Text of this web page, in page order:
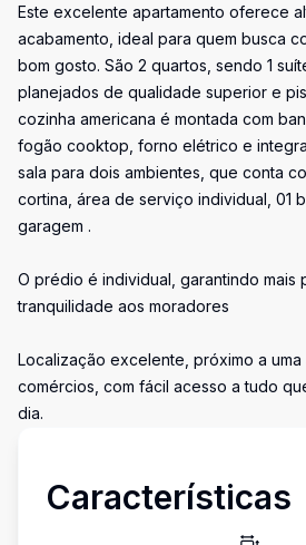
Este excelente apartamento oferece
acabamento, ideal para quem busca
bom gosto. São 2 quartos, sendo 1
planejados de qualidade superior e
cozinha americana é montada com
fogão cooktop, forno elétrico e
sala para dois ambientes, que conta
cortina, área de serviço individual, 01
garagem .
O prédio é individual, garantindo mais
tranquilidade aos moradores
Localização excelente, próximo a
comércios, com fácil acesso a tudo
dia.
Características